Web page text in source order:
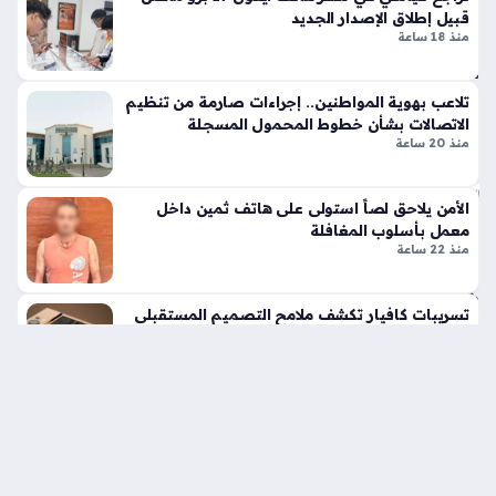
ي
منذ
سا
عة
واح
تح
قي
ت
مو
قبيل إطلاق الإصدار الجديد
منذ 18 ساعة
تلاعب بهوية المواطنين.. إجراءات صارمة من تنظيم
الاتصالات بشأن خطوط المحمول المسجلة
منذ 20 ساعة
الأمن يلاحق لصاً استولى على هاتف ثمين داخل
معمل بأسلوب المغافلة
منذ 22 ساعة
تسريبات كافيار تكشف ملامح التصميم المستقبلي